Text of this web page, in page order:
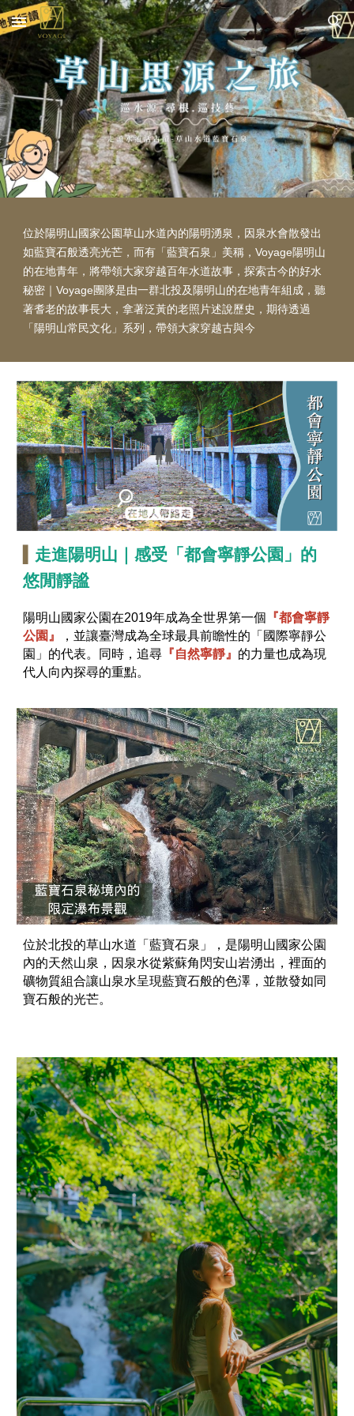
Skip to main content Skip to navigation
位於陽明山國家公園草山水道內的陽明湧泉，因泉水會散發出
如藍寶石般透亮光芒，而有「藍寶石泉」美稱，Voyage陽明山
的在地青年，將帶領大家穿越百年水道故事，探索古今的好水
秘密 ｜Voyage團隊是由一群北投及陽明山的在地青年組成，聽
著耆老的故事長大，拿著泛黃的老照片述說歷史，期待透過
「陽明山常民文化」系列，帶領大家穿越古與今
走進陽明山｜感受「都會寧靜公園」的
悠閒靜謐
陽明山國家公園在2019年成為全世界第一個 『都會寧靜
公園』
，並讓臺灣成為全球最具前瞻性的「國際寧靜公
園」的代表。同時，追尋 『自然寧靜』 的力量也成為現
代人向內探尋的重點。
位於北投的草山水道「藍寶石泉」，是陽明山國家公園
內的天然山泉，因泉水從紫蘇角閃安山岩湧出，裡面的
礦物質組合讓山泉水呈現藍寶石般的色澤，並散發如同
寶石般的光芒。